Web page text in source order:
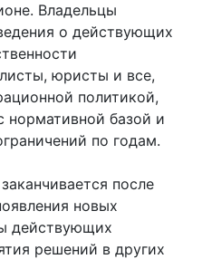
Владельцы
о действующих
юристы и все,
политикой,
нормативной базой и
по годам.
после
новых
действующих
решений в других